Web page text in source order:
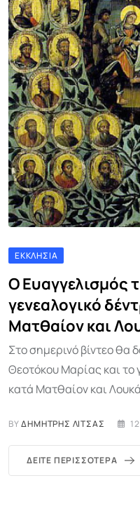
ΕΚΚΛΗΣΊΑ
Ο Ευαγγελισμός
γενεαλογικό
Ματθαίον και
Στο σημερινό βίντεο θα
Θεοτόκου Μαρίας και το
κατά Ματθαίον και
BYΔΗΜΉΤΡΗΣ ΛΊΤΣΑΣ
ΔΕΊΤΕ ΠΕΡΙΣΣΌΤΕΡΑ